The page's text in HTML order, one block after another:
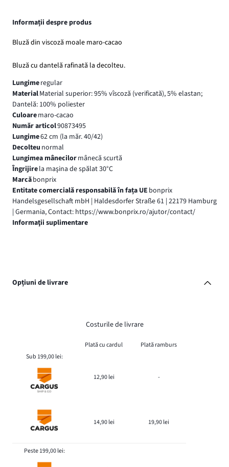
Informații despre produs
Bluză din viscoză moale maro-cacao
Bluză cu dantelă rafinată la decolteu.
Lungimeregular
MaterialMaterial superior: 95% vîscoză (verificată), 5% elastan;
Dantelă: 100% poliester
Culoaremaro-cacao
Număr articol90873495
Lungime62 cm (la măr. 40/42)
Decolteu normal
Lungimea mânecilormânecă scurtă
Îngrijirela maşina de spălat 30°C
Marcăbonprix
Entitate comercială responsabilă în fața UE bonprix
Handelsgesellschaft mbH | Haldesdorfer Straße 61 | 22179 Hamburg
| Germania, Contact: https://www.bonprix.ro/ajutor/contact/
Informaţii suplimentare
Opțiuni de livrare
Costurile de livrare
Plată cu cardul
Plată ramburs
Sub 199,00 lei:
12,90 lei -
14,90 lei 19,90 lei
Peste 199,00 lei: